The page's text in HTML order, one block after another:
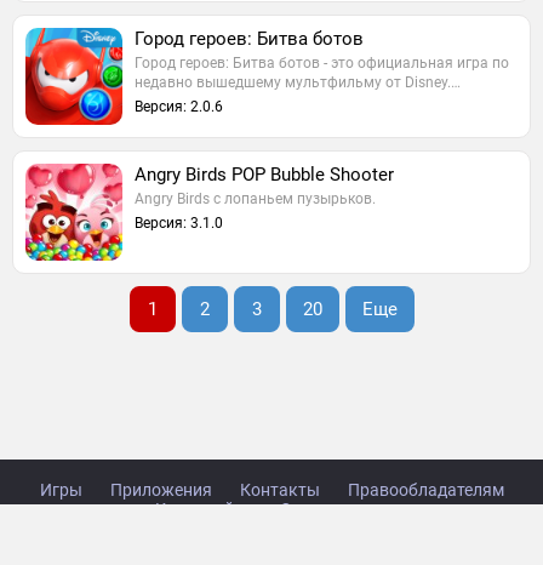
Город героев: Битва ботов
Город героев: Битва ботов - это официальная игра по
недавно вышедшему мультфильму от Disney.…
Версия: 2.0.6
Angry Birds POP Bubble Shooter
Angry Birds с лопаньем пузырьков.
Версия: 3.1.0
1 2 3 20 Еще
Игры Приложения Контакты
Правообладателям
Карта сайта
Стол заказов